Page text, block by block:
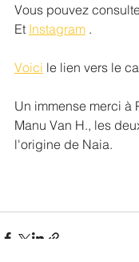
Vous pouvez
Et Instagram .
Voici le lien vers le
Un immense merci à
Manu Van H., les
l'origine de Naia.